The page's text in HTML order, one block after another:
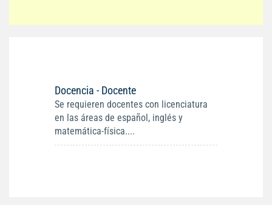
Docencia - Docente
Se requieren docentes con licenciatura
en las áreas de español, inglés y
matemática-física....